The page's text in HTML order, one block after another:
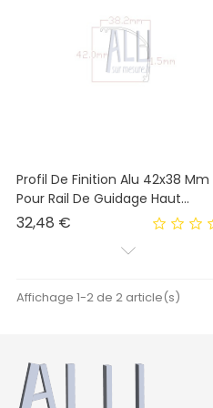
Profil De Finition Alu 42x38 Mm
Pour Rail De Guidage Haut...
32,48 €
Affichage 1-2 de 2 article(s)